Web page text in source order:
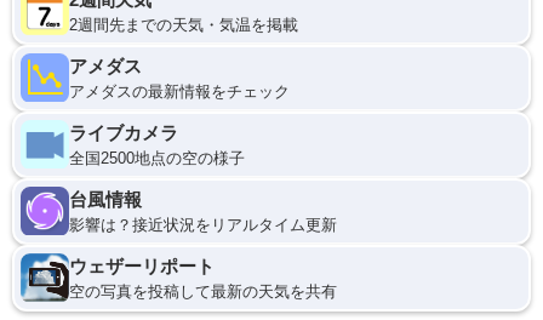
2週間先までの天気・気温を掲載
アメダス
アメダスの最新情報をチェック
ライブカメラ
全国2500地点の空の様子
台風情報
影響は？接近状況をリアルタイム更新
ウェザーリポート
空の写真を投稿して最新の天気を共有